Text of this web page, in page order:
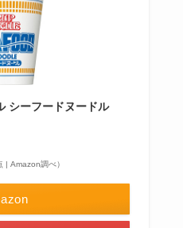
シーフードヌードル
| Amazon調べ）